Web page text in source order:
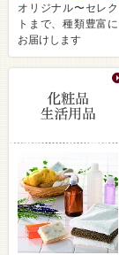
オリジナル〜セレク
トまで、種類豊富に
お届けします